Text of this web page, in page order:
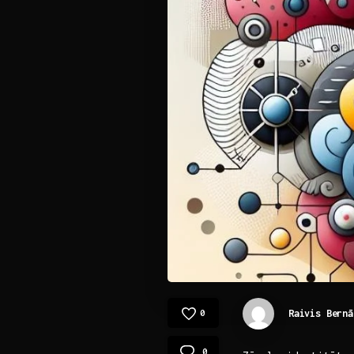
0
0
Raivis